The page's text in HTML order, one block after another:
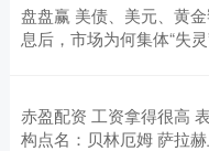
盘盘赢 美债、美元、黄
息后，市场为何集体“失灵
赤盈配资 工资拿得很高
构点名：贝林厄姆 萨拉